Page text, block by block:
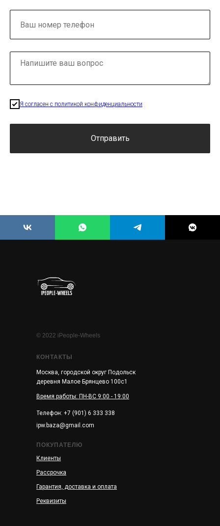
Я согласен с политикой конфиденциальности
Отправить
КОНТАКТЫ
Москва, городской округ Подольск
деревня Малое Брянцево 100с1
ipw.baza@gmail.com
Гарантия, доставка и оплата
Рассрочка
Клиенты
Реквизиты
ПОКУПАТЕЛЮ
© 2022 iPeople-Wheels
Телефон: +7 (901) 6 333 338
Время работы: ПН-ВС 9:00 - 19:00